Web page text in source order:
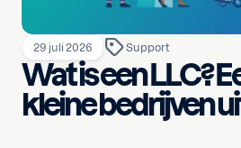
29 juli 2026 Support
Wat is een LLC?
kleine bedrijven